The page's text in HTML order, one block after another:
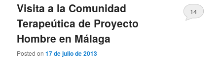
Visita a la Comunidad
Terapeútica de Proyecto
Hombre en Málaga
Posted on17 de julio de 2013
14